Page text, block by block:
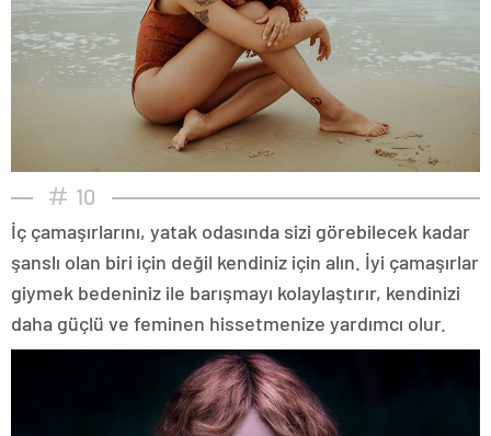
10
İç çamaşırlarını, yatak odasında sizi görebilecek kadar
şanslı olan biri için değil kendiniz için alın. İyi çamaşırlar
giymek bedeniniz ile barışmayı kolaylaştırır, kendinizi
daha güçlü ve feminen hissetmenize yardımcı olur.